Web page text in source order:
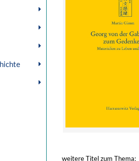
weitere Titel zum Thema: